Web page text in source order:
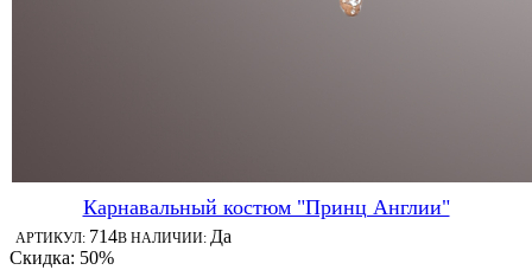
Карнавальный костюм "Принц Англии"
АРТИКУЛ: 714В НАЛИЧИИ: Да
Скидка: 50%